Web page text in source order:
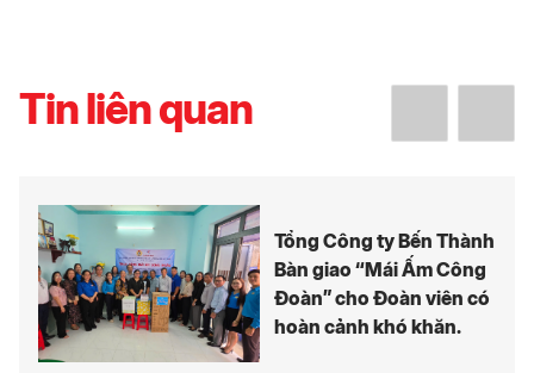
Tin liên quan
Tổng Công ty Bến Thành
Bàn giao “Mái Ấm Công
Đoàn” cho Đoàn viên có
hoàn cảnh khó khăn.